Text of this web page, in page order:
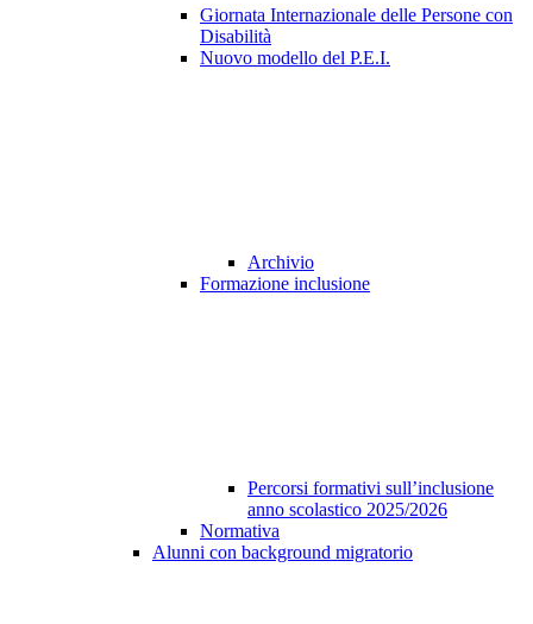
Giornata Internazionale delle Persone con
Disabilità
Nuovo modello del P.E.I.
Archivio
Formazione inclusione
Percorsi formativi sull’inclusione
anno scolastico 2025/2026
Normativa
Alunni con background migratorio